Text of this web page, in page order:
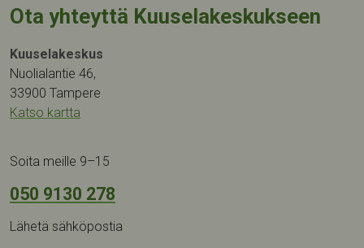
Ota yhteyttä Kuuselakeskukseen
Kuuselakeskus
Nuolialantie 46,
33900 Tampere
Katso kartta
Soita meille 9–15
050 9130 278
Lähetä sähköpostia